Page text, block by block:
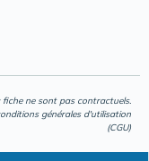
ne sont pas contractuels.
générales d'utilisation
(CGU)